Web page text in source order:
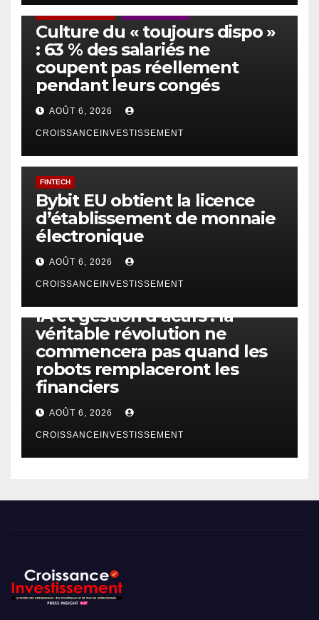
Culture du « toujours dispo »
: 63 % des salariés ne
coupent pas réellement
pendant leurs congés
AOÛT 6, 2026
CROISSANCEINVESTISSEMENT
FINTECH
Bybit EU obtient la licence
d’établissement de monnaie
électronique
AOÛT 6, 2026
CROISSANCEINVESTISSEMENT
IA et gestion d’actifs : la
véritable révolution ne
commencera pas quand les
robots remplaceront les
financiers
AOÛT 6, 2026
CROISSANCEINVESTISSEMENT